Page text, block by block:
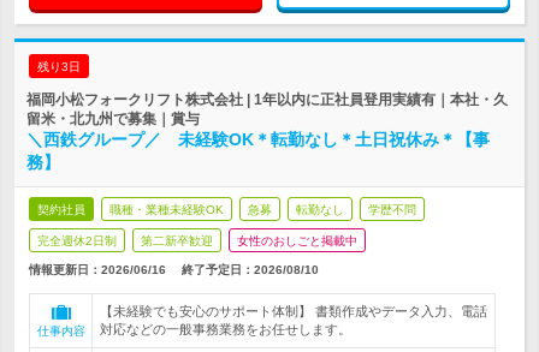
残り3日
福岡小松フォークリフト株式会社 | 1年以内に正社員登用実績有｜本社・久
留米・北九州で募集｜賞与
＼西鉄グループ／ 未経験OK＊転勤なし＊土日祝休み＊【事
務】
契約社員 職種・業種未経験OK 急募 転勤なし 学歴不問
完全週休2日制 第二新卒歓迎 女性のおしごと掲載中
情報更新日：2026/06/16 終了予定日： 2026/08/10
仕事内容
【未経験でも安心のサポート体制】 書類作成やデータ入力、電話
対応などの一般事務業務をお任せします。